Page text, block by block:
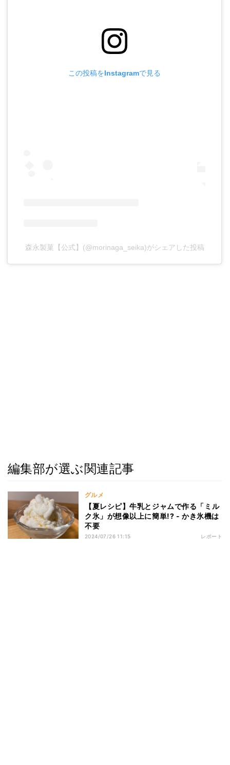
この投稿をInstagramで見る
森永製菓【公式】(@morinaga_seika)がシェアした投稿
編集部が選ぶ関連記事
グルメ
【夏レシピ】牛乳とジャムで作る「ミル
ク氷」が想像以上に簡単!? - かき氷機は
不要
2024/07/26 11:15 レポート